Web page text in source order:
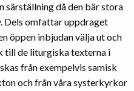
särställning då den bär stora
Dels omfattar uppdraget
öppen inbjudan välja ut och
till de liturgiska texterna i
från exempelvis samisk
och från våra systerkyrkor